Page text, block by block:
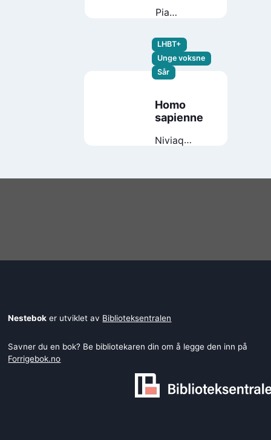
Pia
LHBT+
Unge voksne
Sår
Homo
sapienne
Niviaq
Nestebok er utviklet av Biblioteksentralen
Savner du en bok? Be bibliotekaren din om å legge den inn på
Forrigebok.no